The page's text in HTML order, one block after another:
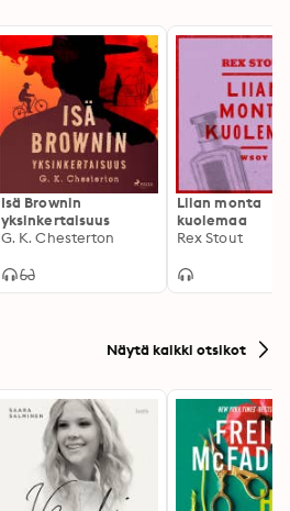
Isä Brownin
yksinkertaisuus
G. K. Chesterton
Liian monta
kuolemaa
Rex Stout
Näytä kaikki otsikot